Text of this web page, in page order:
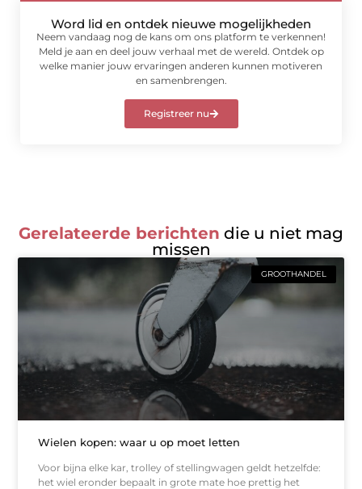
Word lid en ontdek nieuwe mogelijkheden
Neem vandaag nog de kans om ons platform te verkennen!
Meld je aan en deel jouw verhaal met de wereld. Ontdek op
welke manier jouw ervaringen anderen kunnen motiveren
en samenbrengen.
Registreer nu
Gerelateerde berichten die u niet mag
missen
GROOTHANDEL
Wielen kopen: waar u op moet letten
Voor bijna elke kar, trolley of stellingwagen geldt hetzelfde:
het wiel eronder bepaalt in grote mate hoe prettig het